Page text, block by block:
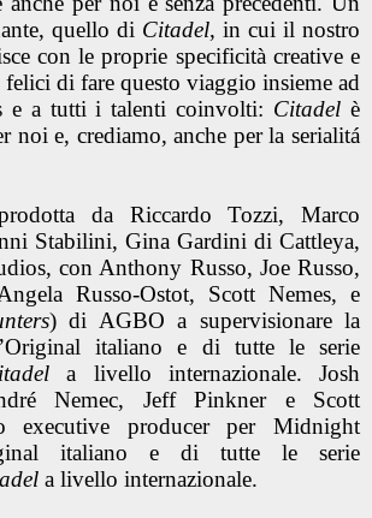
quello di Citadel, in cui il nostro
con le proprie specificità creative e
di fare questo viaggio insieme ad
e a tutti i talenti coinvolti: Citadel è
noi e, crediamo, anche per la serialitá
da Riccardo Tozzi, Marco
Stabilini, Gina Gardini di Cattleya,
con Anthony Russo, Joe Russo,
Russo-Ostot, Scott Nemes, e
) di AGBO a supervisionare la
italiano e di tutte le serie
a livello internazionale. Josh
Nemec, Jeff Pinkner e Scott
executive producer per Midnight
italiano e di tutte le serie
a livello internazionale.